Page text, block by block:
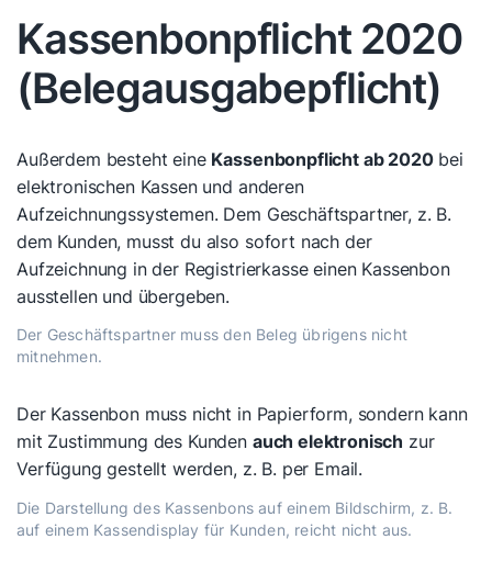
Kassenbonpflicht 2020
(Belegausgabepflicht)
Außerdem besteht eine Kassenbonpflicht ab 2020bei
elektronischen Kassen und anderen
Aufzeichnungssystemen. Dem Geschäftspartner, z. B.
dem Kunden, musst du also sofort nach der
Aufzeichnung in der Registrierkasse einen Kassenbon
ausstellen und übergeben.
Der Geschäftspartner muss den Beleg übrigens nicht
mitnehmen.
Der Kassenbon muss nicht in Papierform, sondern kann
mit Zustimmung des Kunden auch elektronisch zur
Verfügung gestellt werden, z. B. per Email.
Die Darstellung des Kassenbons auf einem Bildschirm, z. B.
auf einem Kassendisplay für Kunden, reicht nicht aus.